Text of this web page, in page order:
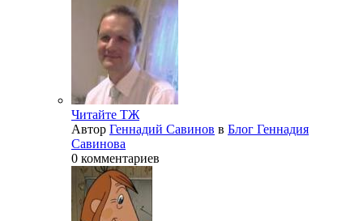
Читайте ТЖ
Автор Геннадий Савинов в Блог Геннадия
Савинова
0 комментариев